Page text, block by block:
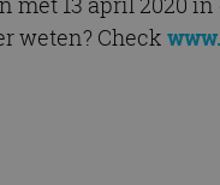
weten? Check